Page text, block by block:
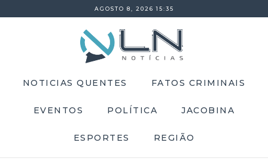
AGOSTO 8, 2026 15:35
NOTICIAS QUENTES FATOS CRIMINAIS
EVENTOS POLÍTICA JACOBINA
ESPORTES REGIÃO